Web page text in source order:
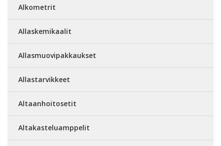
Alkometrit
Allaskemikaalit
Allasmuovipakkaukset
Allastarvikkeet
Altaanhoitosetit
Altakasteluamppelit